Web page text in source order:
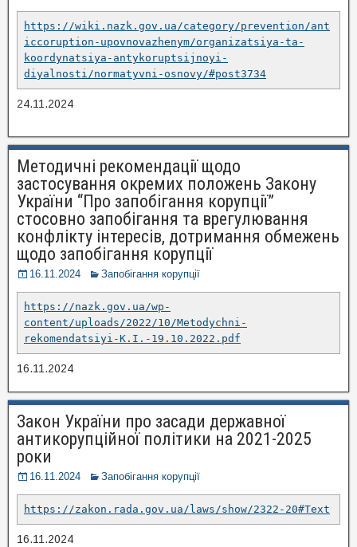
https://wiki.nazk.gov.ua/category/prevention/ant
iccoruption-upovnovazhenym/organizatsiya-ta-
koordynatsiya-antykoruptsijnoyi-
diyalnosti/normatyvni-osnovy/#post3734
24.11.2024
Методичні рекомендації щодо
застосування окремих положень Закону
України “Про запобігання корупції”
стосовно запобігання та врегулювання
конфлікту інтересів, дотримання обмежень
щодо запобігання корупції
16.11.2024 Запобігання корупції
https://nazk.gov.ua/wp-
content/uploads/2022/10/Metodychni-
rekomendatsiyi-K.I.-19.10.2022.pdf
16.11.2024
Закон України про засади державної
антикорупційної політики на 2021-2025
роки
16.11.2024 Запобігання корупції
https://zakon.rada.gov.ua/laws/show/2322-20#Text
16.11.2024